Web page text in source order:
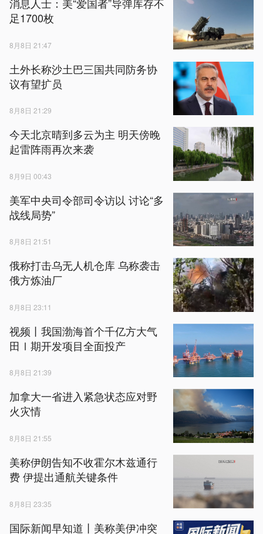
足1700枚
8月8日 21:47
土外长称沙土巴三国共同防务协
议有望扩员
8月8日 21:29
今天北京晴到多云为主 明天傍晚
起雷阵雨再次来袭
8月9日 00:43
美军中央司令部司令访以 讨论“多
战线局势”
8月8日 21:51
俄称打击乌无人机仓库 乌称袭击
俄方炼油厂
8月8日 23:11
视频丨我国渤海首个千亿方大气
田Ⅰ期开发项目全面投产
8月8日 21:39
加拿大一省进入紧急状态应对野
火灾情
8月8日 21:55
美称伊朗告知不收霍尔木兹通行
费 伊提出通航关键条件
8月8日 23:35
国际新闻早知道丨美称美伊冲突